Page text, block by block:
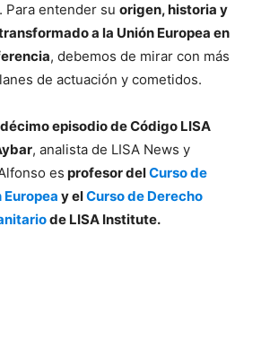
Para entender su origen, historia y
a la Unión Europea en
, debemos de mirar con más
de actuación y cometidos.
episodio de Código LISA
, analista de LISA News y
es profesor delCurso de
Europea y elCurso de Derecho
de LISA Institute.